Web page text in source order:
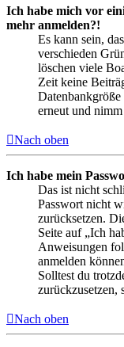
Ich habe mich vor
mehr anmelden?!
Es kann sein,
verschieden
löschen viele
Zeit keine
erneut und
Nach oben
Ich habe mein
Das ist nicht
Passwort nicht
zurücksetzen.
Seite auf „Ich
Anweisungen
anmelden
Solltest du
zurückzusetzen,
Nach oben